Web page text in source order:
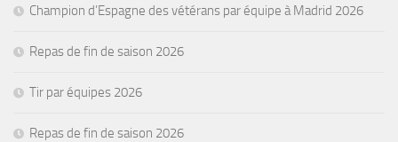
Champion d’Espagne des vétérans par équipe à Madrid 2026
Repas de fin de saison 2026
Tir par équipes 2026
Repas de fin de saison 2026